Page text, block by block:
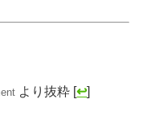
より抜粋 [↩]